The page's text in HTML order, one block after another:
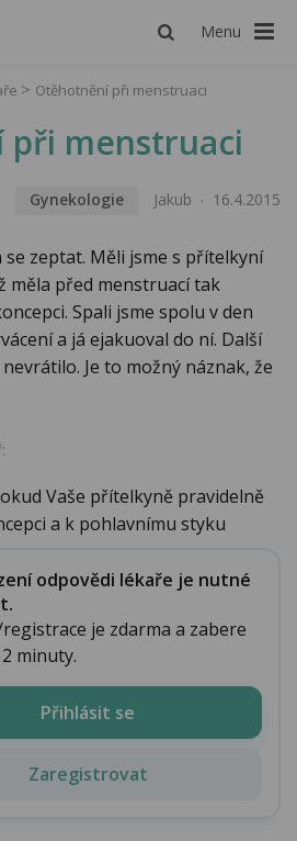
Menu
Otěhotnění při menstruaci
při menstruaci
Gynekologie Jakub 16.4.2015
se zeptat. Měli jsme s přítelkyní
měla před menstruací tak
Spali jsme spolu v den
a já ejakuoval do ní. Další
Je to možný náznak, že
Vaše přítelkyně pravidelně
a k pohlavnímu styku
odpovědi lékaře je nutné
je zdarma a zabere
minuty.
Přihlásit se
Zaregistrovat